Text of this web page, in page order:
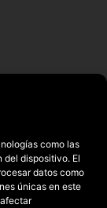
como las
dispositivo. El
datos como
únicas en este